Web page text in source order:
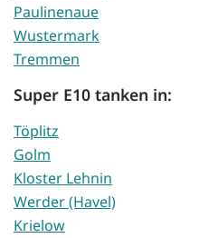
Paulinenaue
Wustermark
Tremmen
Super E10 tanken in:
Töplitz
Golm
Kloster Lehnin
Werder (Havel)
Krielow